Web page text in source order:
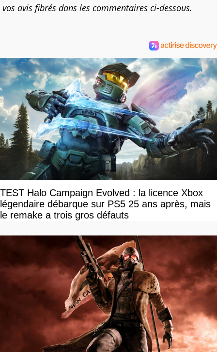
vos avis fibrés dans les commentaires ci-dessous.
TEST Halo Campaign Evolved : la licence Xbox
légendaire débarque sur PS5 25 ans après, mais
le remake a trois gros défauts